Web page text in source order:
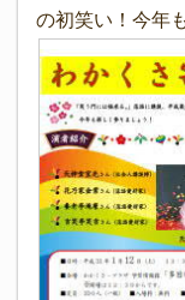
の初笑い！今年